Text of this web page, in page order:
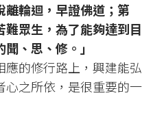
離輪迴，早證佛道；第
眾生，為了能夠達到目
、思、修。」
的修行路上，興建能弘
心之所依，是很重要的一